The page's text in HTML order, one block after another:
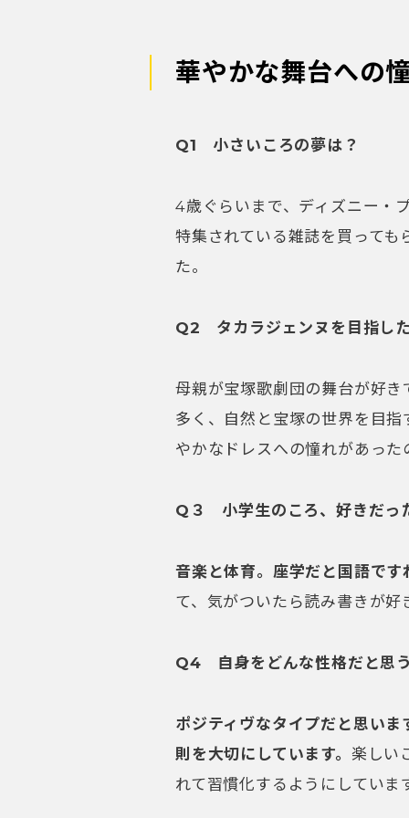
華やかな舞台への
Q1 小さいころの夢は？
4歳ぐらいまで、ディズニー・
特集されている雑誌を買って
た。
Q2 タカラジェンヌを目指し
母親が宝塚歌劇団の舞台が好
多く、自然と宝塚の世界を目
やかなドレスへの憧れがあっ
Q３ 小学生のころ、好きだっ
音楽と体育。座学だと国語です
て、気がついたら読み書きが好
Q4 自身をどんな性格だと思
ポジティヴなタイプだと思い
則を大切にしています。 楽しい
れて習慣化するようにしていま